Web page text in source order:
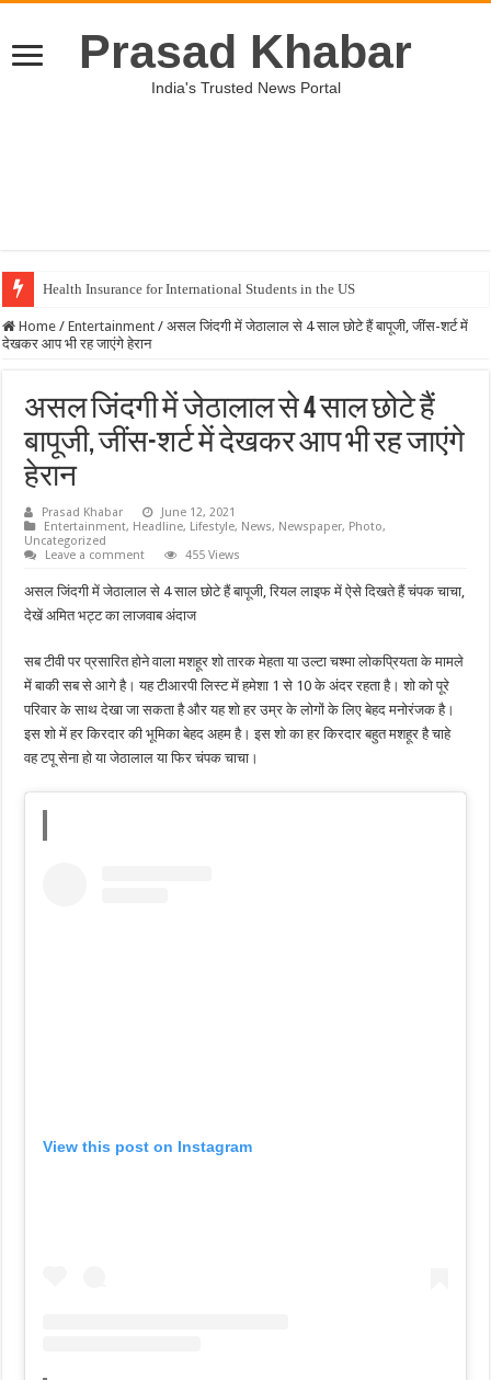
Prasad Khabar
India's Trusted News Portal
Health Insurance for International Students in the US
Home / Entertainment / असल जिंदगी में जेठालाल से 4 साल छोटे हैं बापूजी, जींस-शर्ट में
देखकर आप भी रह जाएंगे हेरान
असल जिंदगी में जेठालाल से 4 साल छोटे हैं
बापूजी, जींस-शर्ट में देखकर आप भी रह जाएंगे
हेरान
Prasad Khabar
June 12, 2021
Entertainment, Headline, Lifestyle, News, Newspaper, Photo,
Uncategorized
Leave a comment
455 Views
असल जिंदगी में जेठालाल से 4 साल छोटे हैं बापूजी, रियल लाइफ में ऐसे दिखते हैं चंपक चाचा,
देखें अमित भट्ट का लाजवाब अंदाज
सब टीवी पर प्रसारित होने वाला मशहूर शो तारक मेहता या उल्टा चश्मा लोकप्रियता के मामले
में बाकी सब से आगे है। यह टीआरपी लिस्ट में हमेशा 1 से 10 के अंदर रहता है। शो को पूरे
परिवार के साथ देखा जा सकता है और यह शो हर उम्र के लोगों के लिए बेहद मनोरंजक है।
इस शो में हर किरदार की भूमिका बेहद अहम है। इस शो का हर किरदार बहुत मशहूर है चाहे
वह टपू सेना हो या जेठालाल या फिर चंपक चाचा।
View this post on Instagram